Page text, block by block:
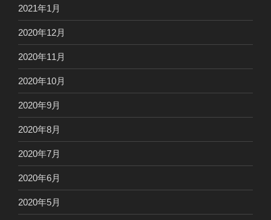
2021年1月
2020年12月
2020年11月
2020年10月
2020年9月
2020年8月
2020年7月
2020年6月
2020年5月